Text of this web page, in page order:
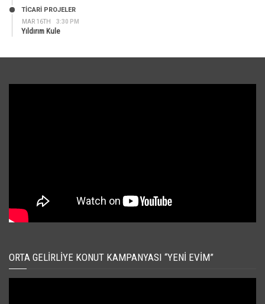
MAR 16TH 3:30 PM
TİCARİ PROJELER
Yıldırım Kule
ORTA GELIRLIYE KONUT KAMPANYASI “YENI EVIM”